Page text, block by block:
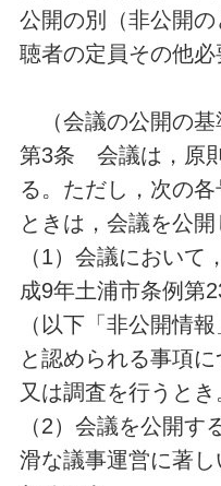
公開の別（非公開
聴者の定員その他必
（会議の公開の基
第3条 会議は，原
る。ただし，次の
ときは，会議を公開
（1）会議において
成9年土浦市条例第
（以下「非公開情
と認められる事項
又は調査を行うとき
（2）会議を公開す
滑な議事運営に著